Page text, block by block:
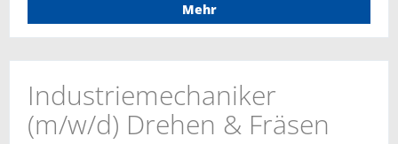
Mehr
Industriemechaniker
(m/w/d) Drehen & Fräsen